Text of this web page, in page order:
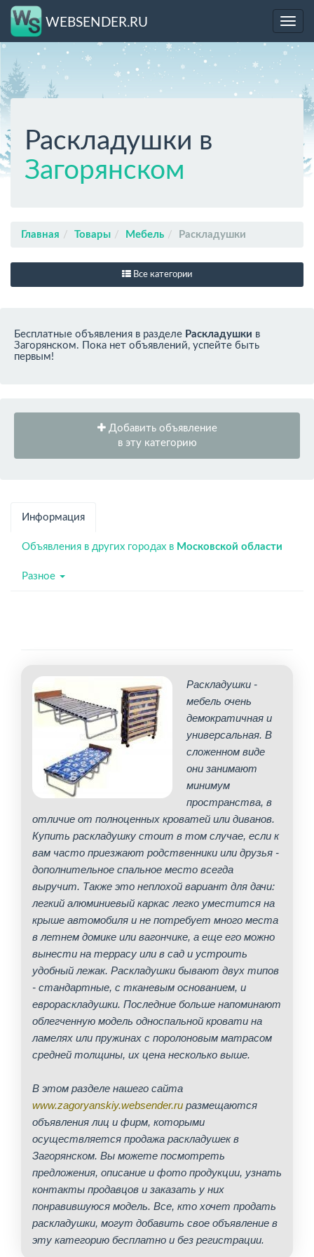
WEBSENDER.RU
Раскладушки в
Загорянском
Главная Товары Мебель Раскладушки
Все категории
Бесплатные объявления в разделе Раскладушки в
Загорянском. Пока нет объявлений, успейте быть
первым!
Добавить объявление
в эту категорию
Информация
Объявления в других городах в Московской области
Разное
Раскладушки -
мебель очень
демократичная и
универсальная. В
сложенном виде
они занимают
минимум
пространства, в
отличие от полноценных кроватей или диванов.
Купить раскладушку стоит в том случае, если к
вам часто приезжают родственники или друзья -
дополнительное спальное место всегда
выручит. Также это неплохой вариант для дачи:
легкий алюминиевый каркас легко уместится на
крыше автомобиля и не потребует много места
в летнем домике или вагончике, а еще его можно
вынести на террасу или в сад и устроить
удобный лежак. Раскладушки бывают двух типов
- стандартные, с тканевым основанием, и
еврораскладушки. Последние больше напоминают
облегченную модель односпальной кровати на
ламелях или пружинах с поролоновым матрасом
средней толщины, их цена несколько выше.
В этом разделе нашего сайта
www.zagoryanskiy.websender.ru размещаются
объявления лиц и фирм, которыми
осуществляется продажа раскладушек в
Загорянском. Вы можете посмотреть
предложения, описание и фото продукции, узнать
контакты продавцов и заказать у них
понравившуюся модель. Все, кто хочет продать
раскладушки, могут добавить свое объявление в
эту категорию бесплатно и без регистрации.